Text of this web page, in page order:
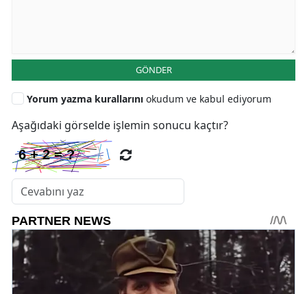
GÖNDER
Yorum yazma kurallarını okudum ve kabul ediyorum
Aşağıdaki görselde işlemin sonucu kaçtır?